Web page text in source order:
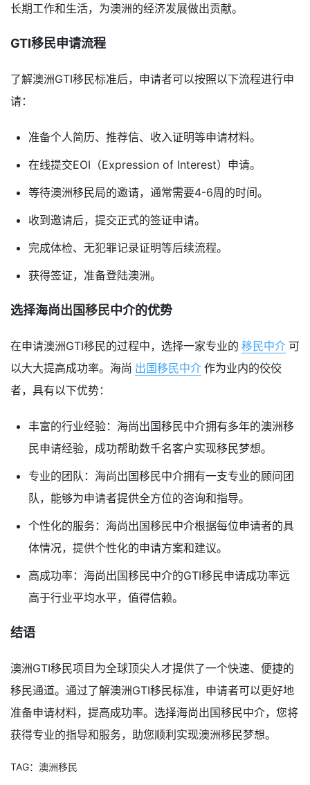
长期工作和生活，为澳洲的经济发展做出贡献。
GTI移民申请流程
了解澳洲GTI移民标准后，申请者可以按照以下流程进行申
请：
准备个人简历、推荐信、收入证明等申请材料。
在线提交EOI（Expression of Interest）申请。
等待澳洲移民局的邀请，通常需要4-6周的时间。
收到邀请后，提交正式的签证申请。
完成体检、无犯罪记录证明等后续流程。
获得签证，准备登陆澳洲。
选择海尚出国移民中介的优势
在申请澳洲GTI移民的过程中，选择一家专业的 移民中介 可
以大大提高成功率。海尚 出国移民中介 作为业内的佼佼
者，具有以下优势：
丰富的行业经验：海尚出国移民中介拥有多年的澳洲移
民申请经验，成功帮助数千名客户实现移民梦想。
专业的团队：海尚出国移民中介拥有一支专业的顾问团
队，能够为申请者提供全方位的咨询和指导。
个性化的服务：海尚出国移民中介根据每位申请者的具
体情况，提供个性化的申请方案和建议。
高成功率：海尚出国移民中介的GTI移民申请成功率远
高于行业平均水平，值得信赖。
结语
澳洲GTI移民项目为全球顶尖人才提供了一个快速、便捷的
移民通道。通过了解澳洲GTI移民标准，申请者可以更好地
准备申请材料，提高成功率。选择海尚出国移民中介，您将
获得专业的指导和服务，助您顺利实现澳洲移民梦想。
TAG： 澳洲移民